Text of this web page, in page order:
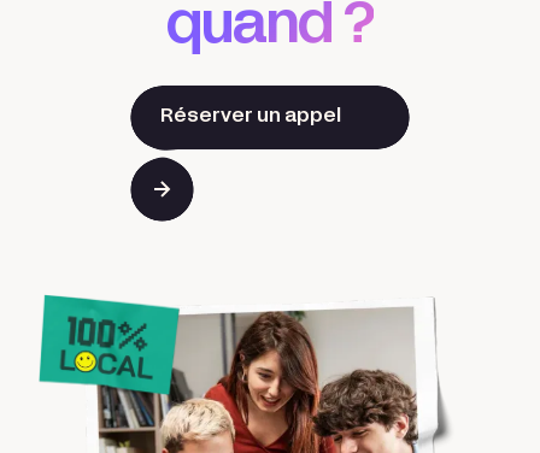
quand ?
Réserver un appel